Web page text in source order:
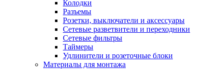
Колодки
Разъемы
Розетки, выключатели и аксессуары
Сетевые разветвители и переходники
Сетевые фильтры
Таймеры
Удлинители и розеточные блоки
Материалы для монтажа